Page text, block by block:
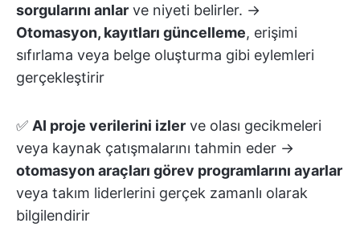
sorgularını anlar ve niyeti belirler. →
Otomasyon, kayıtları güncelleme, erişimi
sıfırlama veya belge oluşturma gibi eylemleri
gerçekleştirir
✅ AI proje verilerini izler ve olası gecikmeleri
veya kaynak çatışmalarını tahmin eder →
otomasyon araçları görev programlarını ayarlar
veya takım liderlerini gerçek zamanlı olarak
bilgilendirir